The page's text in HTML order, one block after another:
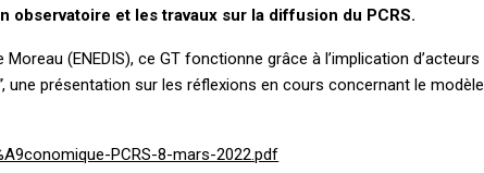
observatoire et les travaux sur la diffusion du PCRS.
(ENEDIS), ce GT fonctionne grâce à l’implication d’acteurs
, une présentation sur les réflexions en cours concernant le modèle
PCRS-8-mars-2022.pdf